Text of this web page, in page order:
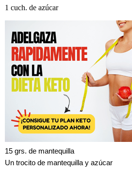
1 cuch. de azúcar
15 grs. de mantequilla
Un trocito de mantequilla y azúcar